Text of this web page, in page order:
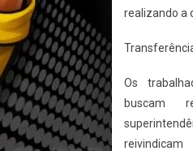
realizando a
Os
buscam